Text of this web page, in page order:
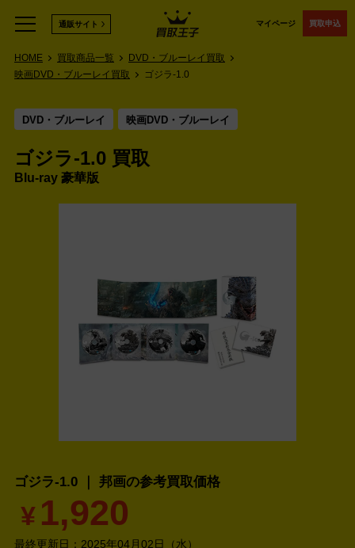
マイページ 買取申込
通販サイト
HOME 買取商品一覧
DVD・ブルーレイ買取
映画DVD・ブルーレイ買取
ゴジラ-1.0
DVD・ブルーレイ 映画DVD・ブルーレイ
ゴジラ-1.0 買取
Blu-ray 豪華版
ゴジラ-1.0 ｜ 邦画の参考買取価格
¥ 1,920
最終更新日： 2025年04月02日（水）